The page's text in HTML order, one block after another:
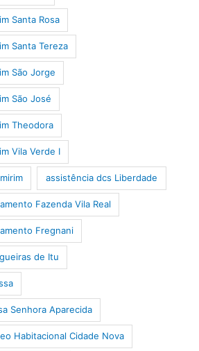
Santa Rosa
Santa Tereza
São Jorge
São José
Theodora
Vila Verde I
assistência dcs Liberdade
Fazenda Vila Real
Fregnani
de Itu
Senhora Aparecida
Habitacional Cidade Nova